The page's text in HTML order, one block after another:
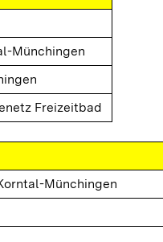
Münchingen
Freizeitbad
Münchingen